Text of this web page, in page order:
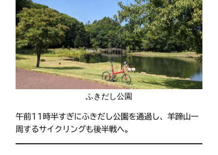
ふきだし公園
午前11時半すぎにふきだし公園を通過し、羊蹄山一
周するサイクリングも後半戦へ。